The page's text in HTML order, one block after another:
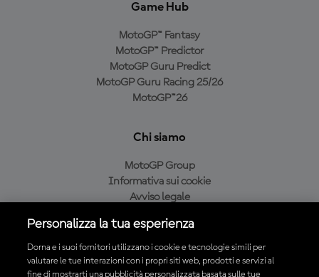
Game Hub
MotoGP™ Fantasy
MotoGP™ Predictor
MotoGP Guru Predict
MotoGP Guru Racing 25/26
MotoGP™26
Chi siamo
MotoGP Group
Informativa sui cookie
Avviso legale
Condizioni di acquisto
Personalizza la tua esperienza
Dorna e i suoi fornitori utilizzano i cookie e tecnologie simili per
valutare le tue interazioni con i propri siti web, prodotti e servizi al
fine di mostrarti una pubblicità personalizzata basata sulle tue